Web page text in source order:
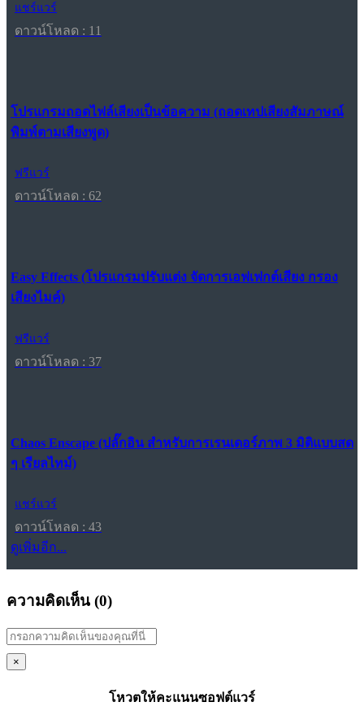
แชร์แวร์
ดาวน์โหลด : 11
โปรแกรมถอดไฟล์เสียงเป็นข้อความ (ถอดเทปเสียงสัมภาษณ์
พิมพ์ตามเสียงพูด)
ฟรีแวร์
ดาวน์โหลด : 62
Easy Effects (โปรแกรมปรับแต่ง จัดการเอฟเฟกต์เสียง กรอง
เสียงไมค์)
ฟรีแวร์
ดาวน์โหลด : 37
Chaos Enscape (ปลั๊กอิน สำหรับการเรนเดอร์ภาพ 3 มิติแบบสด
ๆ เรียลไทม์)
แชร์แวร์
ดาวน์โหลด : 43
ดูเพิ่มอีก...
ความคิดเห็น (0)
×
โหวตให้คะแนนซอฟต์แวร์